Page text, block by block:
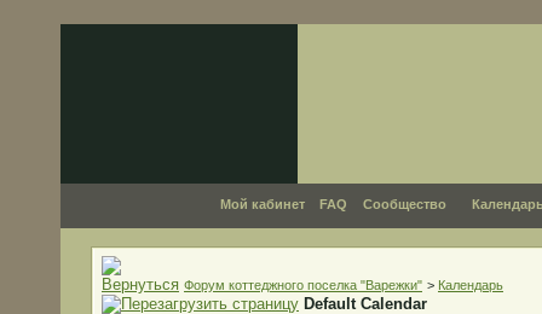
Мой кабинет FAQ Сообщество
Форум коттеджного поселка "Варежки" > Календарь
Default Calendar